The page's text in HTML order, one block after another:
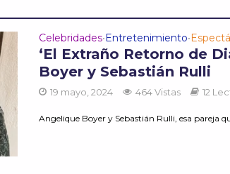
Celebridades•Entretenimiento•
‘El Extraño Retorno de
Boyer y Sebastián Rulli
19 mayo, 2024 464 Vistas 12
Angelique Boyer y Sebastián Rulli, esa pareja